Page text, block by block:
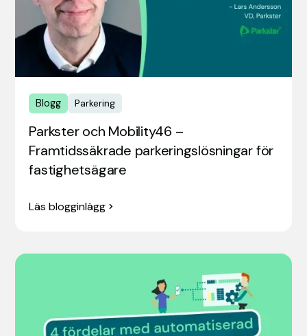
Blogg Parkering
Parkster och Mobility46 –
Framtidssäkrade parkeringslösningar för
fastighetsägare
Läs blogginlägg